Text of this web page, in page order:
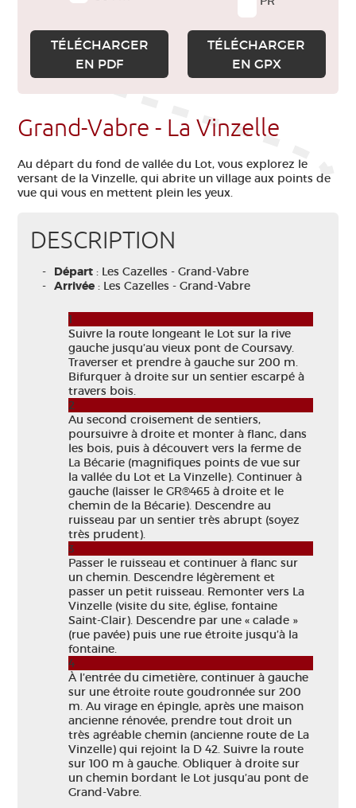
TÉLÉCHARGER
EN PDF
TÉLÉCHARGER
EN GPX
Grand-Vabre - La Vinzelle
Au départ du fond de vallée du Lot, vous explorez le
versant de la Vinzelle, qui abrite un village aux points de
vue qui vous en mettent plein les yeux.
DESCRIPTION
Départ : Les Cazelles - Grand-Vabre
Arrivée : Les Cazelles - Grand-Vabre
1
Suivre la route longeant le Lot sur la rive
gauche jusqu’au vieux pont de Coursavy.
Traverser et prendre à gauche sur 200 m.
Bifurquer à droite sur un sentier escarpé à
travers bois.
2
Au second croisement de sentiers,
poursuivre à droite et monter à flanc, dans
les bois, puis à découvert vers la ferme de
La Bécarie (magnifiques points de vue sur
la vallée du Lot et La Vinzelle). Continuer à
gauche (laisser le GR®465 à droite et le
chemin de la Bécarie). Descendre au
ruisseau par un sentier très abrupt (soyez
très prudent).
3
Passer le ruisseau et continuer à flanc sur
un chemin. Descendre légèrement et
passer un petit ruisseau. Remonter vers La
Vinzelle (visite du site, église, fontaine
Saint-Clair). Descendre par une « calade »
(rue pavée) puis une rue étroite jusqu’à la
fontaine.
4
À l’entrée du cimetière, continuer à gauche
sur une étroite route goudronnée sur 200
m. Au virage en épingle, après une maison
ancienne rénovée, prendre tout droit un
très agréable chemin (ancienne route de La
Vinzelle) qui rejoint la D 42. Suivre la route
sur 100 m à gauche. Obliquer à droite sur
un chemin bordant le Lot jusqu’au pont de
Grand-Vabre.